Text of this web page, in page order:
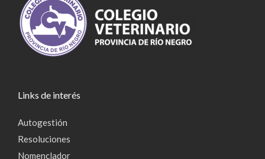
Links de interés
Autogestión
Resoluciones
Nomenclador